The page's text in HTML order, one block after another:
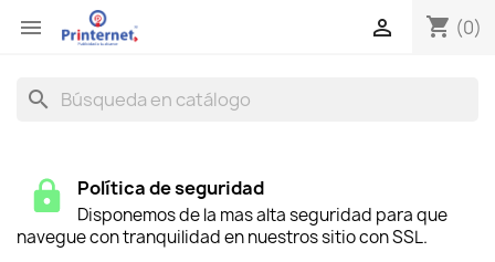
 shopping_cart (0)

search
Política de seguridad
Disponemos de la mas alta seguridad para que
navegue con tranquilidad en nuestros sitio con SSL.